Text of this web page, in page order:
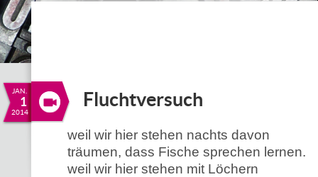
JAN.
1
2014
Fluchtversuch
weil wir hier stehen nachts davon
träumen, dass Fische sprechen lernen.
weil wir hier stehen mit Löchern